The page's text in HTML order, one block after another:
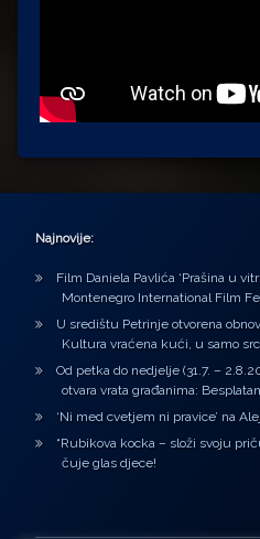
Najnovije:
Film Daniela Pavlića ‘Prašina u
Montenegro International Film
U središtu Petrinje otvorena
Kultura vraćena kući, u samo
Od petka do nedjelje (31.7. –
otvara vrata građanima:
‘Ni med cvetjem ni pravice’ na
“Rubikova kocka – složi svoju
čuje glas djece!